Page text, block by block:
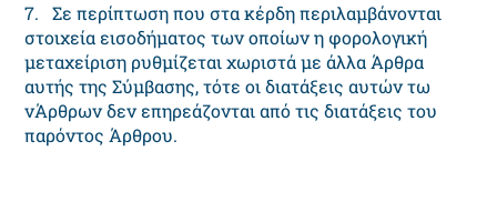
7. Σε περίπτωση που στα κέρδη περιλαμβάνονται
στοιχεία εισοδήματος των οποίων η φορολογική
μεταχείριση ρυθμίζεται χωριστά με άλλα Άρθρα
αυτής της Σύμβασης, τότε οι διατάξεις αυτών τω
νΆρθρων δεν επηρεάζονται από τις διατάξεις του
παρόντος Άρθρου.